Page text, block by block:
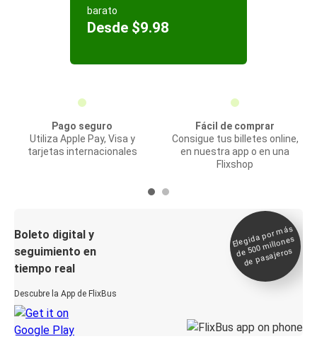
barato
Desde $9.98
Pago seguro
Utiliza Apple Pay, Visa y
tarjetas internacionales
Fácil de comprar
Consigue tus billetes online,
en nuestra app o en una
Flixshop
Boleto digital y
seguimiento en
tiempo real
Descubre la App de FlixBus
Elegida por
más
de 500
millones
de pasajeros